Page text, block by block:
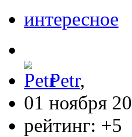
интересное
Petr,
01 ноября
рейтинг: +5